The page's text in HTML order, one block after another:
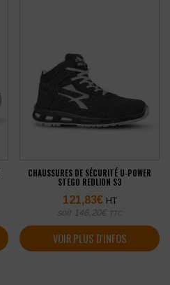
CHAUSSURES DE SÉCURITÉ U-POWER
STEGO REDLION S3
121,83€ HT
soit 146,20€ TTC
VOIR PLUS D'INFOS